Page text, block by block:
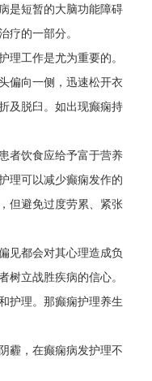
是短暂的大脑功能障碍
疗的一部分。
理工作是尤为重要的。
偏向一侧，迅速松开衣
及脱臼。如出现癫痫持
者饮食应给予富于营养
理可以减少癫痫发作的
但避免过度劳累、紧张
见都会对其心理造成负
树立战胜疾病的信心。
护理。那癫痫护理养生
霾，在癫痫病发护理不